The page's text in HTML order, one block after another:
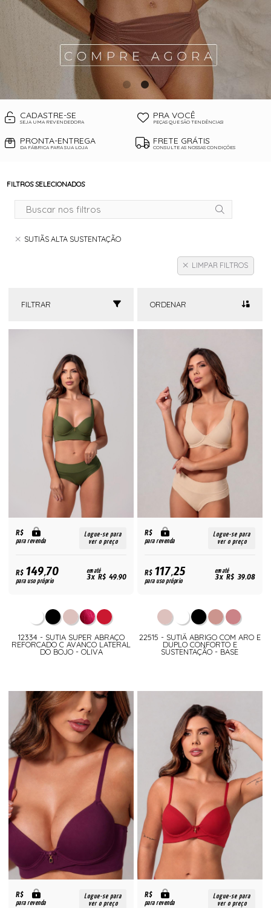
CADASTRE-SE
SEJA UMA REVENDEDORA
PRA VOCÊ
PEÇAS QUE SÃO TENDÊNCIAS!
PRONTA-ENTREGA
DA FÁBRICA PARA SUA LOJA
FRETE GRÁTIS
CONSULTE AS NOSSAS CONDIÇÕES
FILTROS SELECIONADOS
SUTIÃS ALTA SUSTENTAÇÃO
LIMPAR FILTROS
FILTRAR ORDENAR
R$
para revenda
Logue-se para
ver o preço
R$149,70
para uso próprio
em até
3x R$ 49,90
12334 - SUTIA SUPER ABRAÇO
REFORCADO C AVANCO LATERAL
DO BOJO - OLIVA
R$
para revenda
Logue-se para
ver o preço
R$117,25
para uso próprio
em até
3x R$ 39,08
22515 - SUTIÃ ABRIGO COM ARO E
DUPLO CONFORTO E
SUSTENTAÇÃO - BASE
R$
para revenda
Logue-se para
ver o preço
R$
para revenda
Logue-se para
ver o preço